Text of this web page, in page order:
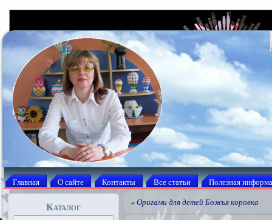
Главная О сайте Контакты Все статьи Полезная
Каталог «Оригами для детей Божья коровка